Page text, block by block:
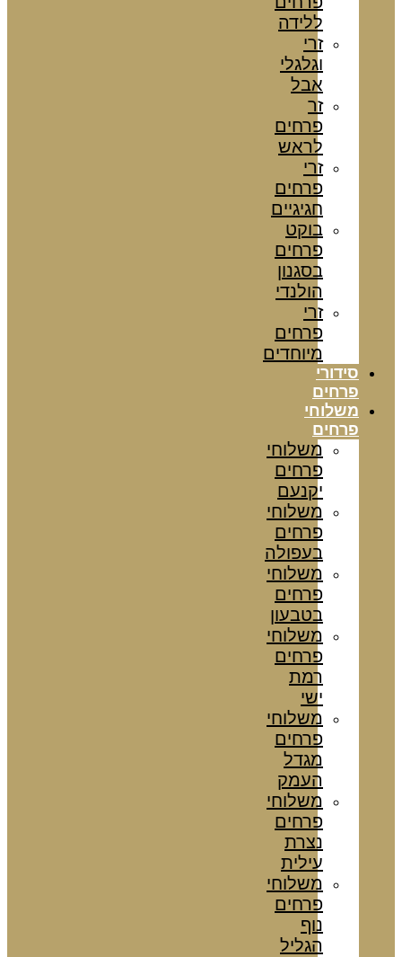
ללידה
זרי
וגלגלי
אבל
זר
פרחים
לראש
זרי
פרחים
חגיגיים
בוקט
פרחים
בסגנון
הולנדי
זרי
פרחים
מיוחדים
סידורי
פרחים
משלוחי
פרחים
משלוחי
פרחים
יקנעם
משלוחי
פרחים
בעפולה
משלוחי
פרחים
בטבעון
משלוחי
פרחים
רמת
ישי
משלוחי
פרחים
מגדל
העמק
משלוחי
פרחים
נצרת
עילית
משלוחי
פרחים
נוף
הגליל